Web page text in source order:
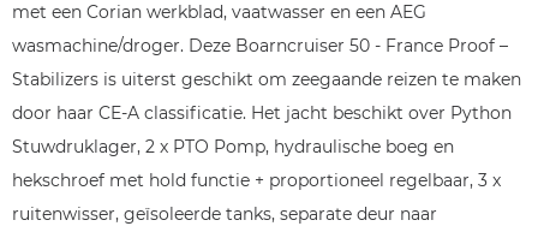
met een Corian werkblad, vaatwasser en een AEG
wasmachine/droger. Deze Boarncruiser 50 - France Proof –
Stabilizers is uiterst geschikt om zeegaande reizen te maken
door haar CE-A classificatie. Het jacht beschikt over Python
Stuwdruklager, 2 x PTO Pomp, hydraulische boeg en
hekschroef met hold functie + proportioneel regelbaar, 3 x
ruitenwisser, geïsoleerde tanks, separate deur naar